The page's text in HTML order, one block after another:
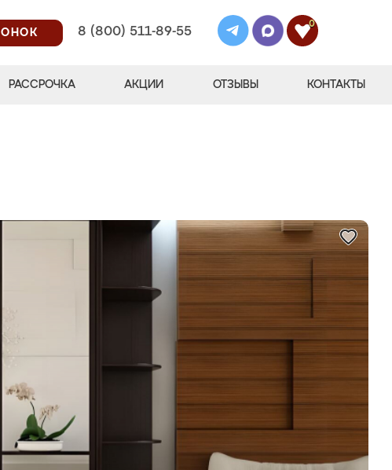
8 (800) 511-89-55
0
РАССРОЧКА АКЦИИ ОТЗЫВЫ КОНТАКТЫ